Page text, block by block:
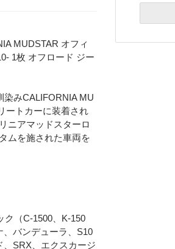
MUDSTAR オフィ
1枚 オフロード ジー
染みCALIFORNIA MU
ートカーに装着され
ニアマッドスターロ
ムを施された車両を
ク（C-1500、K-150
バンデューラ、S10
SRX、エクスカージ